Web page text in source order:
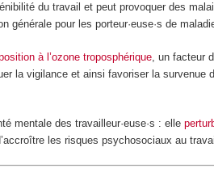
du travail et peut provoquer des
pour les porteur·euse·s de
à l’ozone troposphérique , un facteur
la vigilance et ainsi favoriser la
mentale des travailleur·euse·s : elle
les risques psychosociaux au